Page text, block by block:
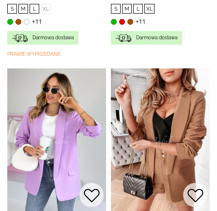
S M L XL
+11
Darmowa dostawa
PRAWIE WYPRZEDANE
S M L XL
+11
Darmowa dostawa